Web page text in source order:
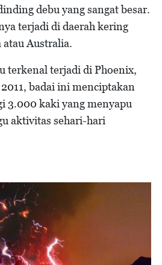
debu yang sangat besar.
terjadi di daerah kering
atau Australia.
terkenal terjadi di Phoenix,
badai ini menciptakan
3.000 kaki yang menyapu
aktivitas sehari-hari